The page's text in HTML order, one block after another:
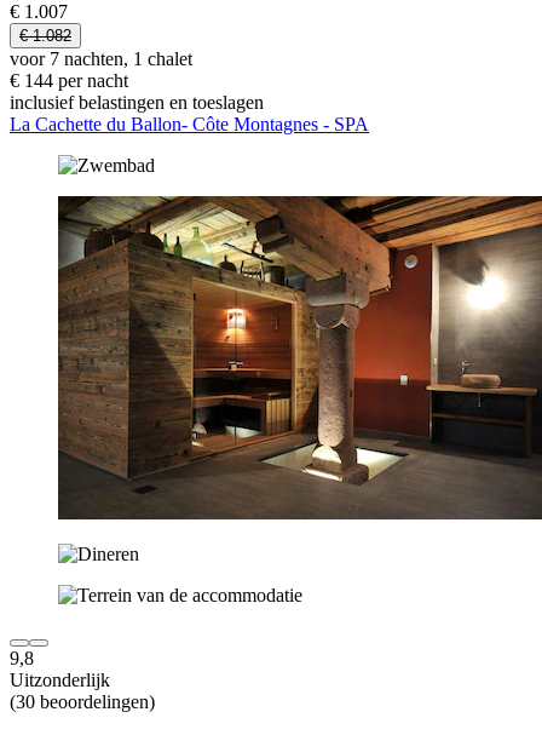
€ 1.007
€ 1.082
voor 7 nachten, 1 chalet
€ 144 per nacht
inclusief belastingen en toeslagen
La Cachette du Ballon- Côte Montagnes - SPA
9,8
Uitzonderlijk
(30 beoordelingen)